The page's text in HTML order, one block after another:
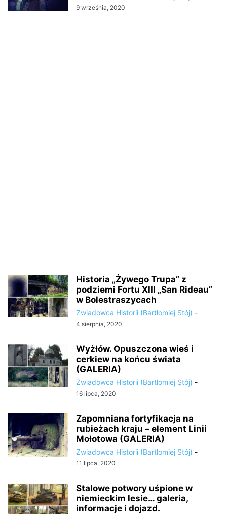
9 września, 2020
Historia „Żywego Trupa” z
podziemi Fortu XIII „San Rideau”
w Bolestraszycach
Zwiadowca Historii (Bartłomiej Stój) -
4 sierpnia, 2020
Wyżłów. Opuszczona wieś i
cerkiew na końcu świata
(GALERIA)
Zwiadowca Historii (Bartłomiej Stój) -
16 lipca, 2020
Zapomniana fortyfikacja na
rubieżach kraju – element Linii
Mołotowa (GALERIA)
Zwiadowca Historii (Bartłomiej Stój) -
11 lipca, 2020
Stalowe potwory uśpione w
niemieckim lesie… galeria,
informacje i dojazd.